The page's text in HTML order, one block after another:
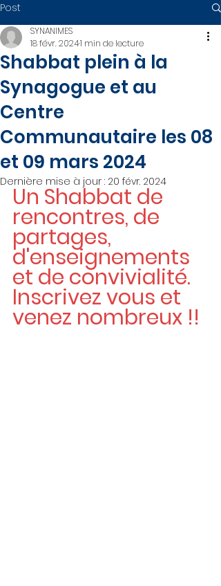
Post
Shabbat plein à la
Synagogue et au
Centre
Communautaire les 08
et 09 mars 2024
SYNANIMES
18 févr. 20241 min de lecture
Dernière mise à jour : 20 févr. 2024
Un Shabbat de
rencontres, de
partages,
d'enseignements
et de convivialité.
Inscrivez vous et
venez nombreux !!